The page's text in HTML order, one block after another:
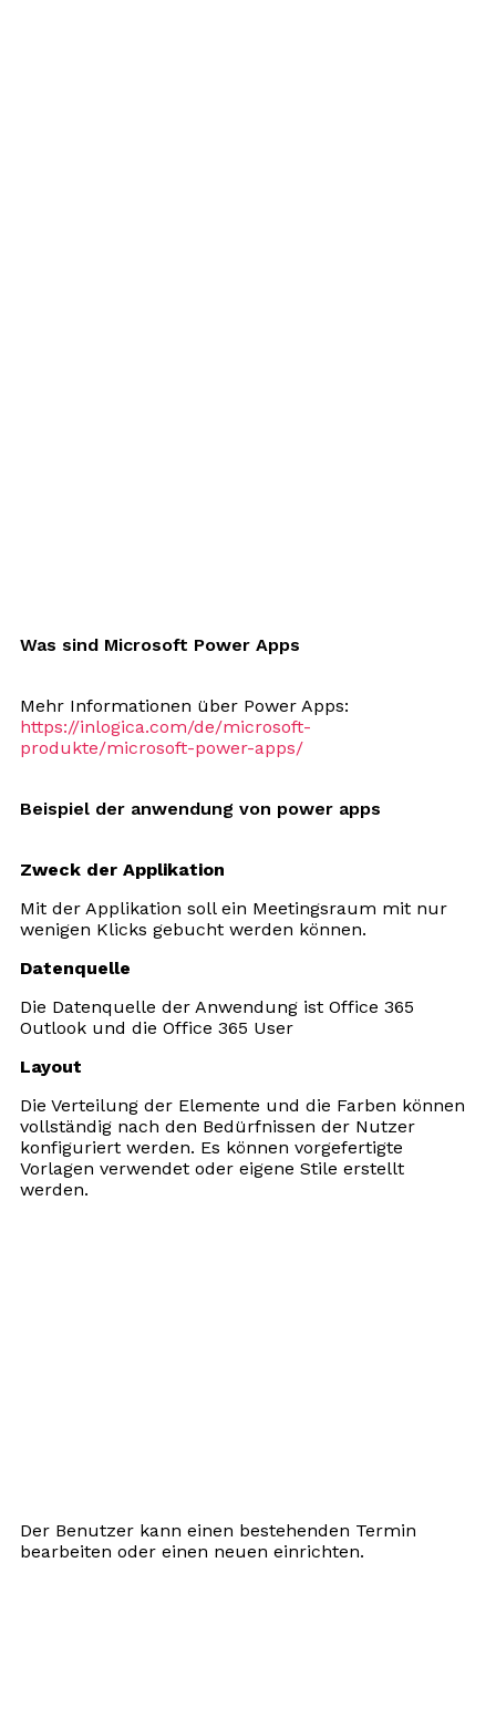
Was sind Microsoft Power Apps
Mehr Informationen über Power Apps:
https://inlogica.com/de/microsoft-
produkte/microsoft-power-apps/
Beispiel der anwendung von power apps
Zweck der Applikation
Mit der Applikation soll ein Meetingsraum mit nur
wenigen Klicks gebucht werden können.
Datenquelle
Die Datenquelle der Anwendung ist Office 365
Outlook und die Office 365 User
Layout
Die Verteilung der Elemente und die Farben können
vollständig nach den Bedürfnissen der Nutzer
konfiguriert werden. Es können vorgefertigte
Vorlagen verwendet oder eigene Stile erstellt
werden.
Der Benutzer kann einen bestehenden Termin
bearbeiten oder einen neuen einrichten.